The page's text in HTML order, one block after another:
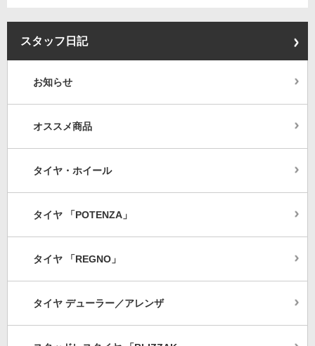
スタッフ日記
お知らせ
オススメ商品
タイヤ・ホイール
タイヤ 「POTENZA」
タイヤ 「REGNO」
タイヤ デューラー／アレンザ